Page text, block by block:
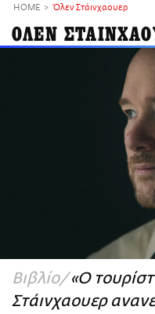
ΜΙΚΡΟΠΡΑΓΜΑΤΑ
PODCASTS
Plus
HOME Όλεν Στάινχαουερ
ΟΛΕΝ
Βιβλίο «Ο
Στάινχαουερ